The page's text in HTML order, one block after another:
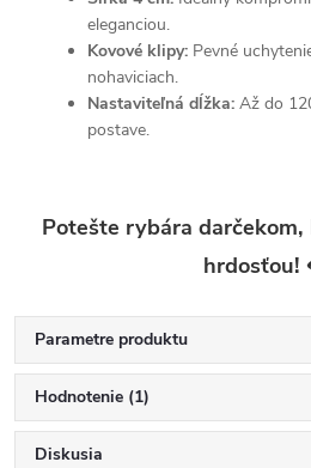
eleganciou.
Kovové klipy: Pevné
nohaviciach.
Nastaviteľná dĺžka: Až do
postave.
Potešte rybára
hrdosťou!
Parametre produktu
Hodnotenie (1)
Diskusia